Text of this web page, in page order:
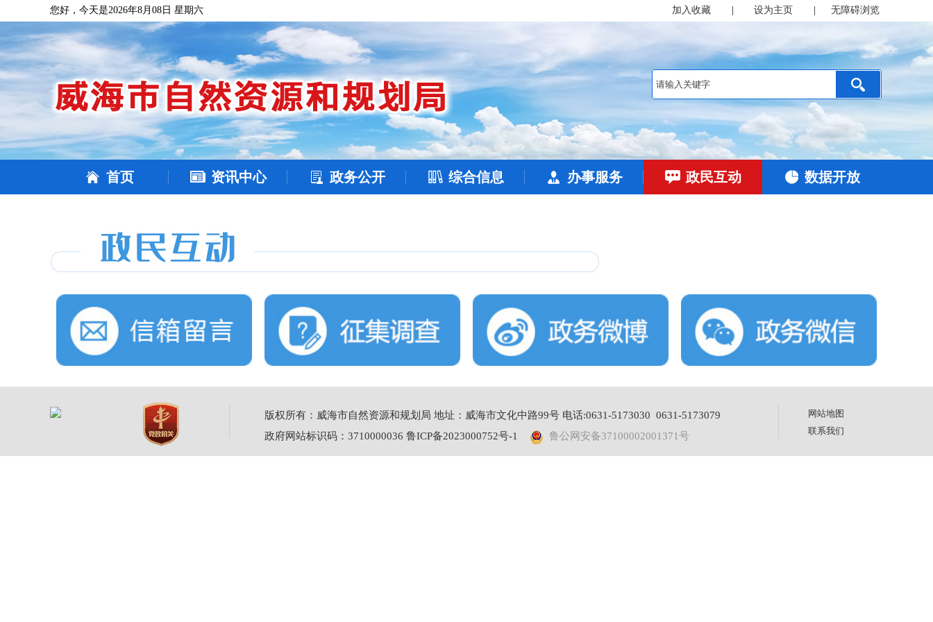
您好，今天是2026年8月08日 星期六 加入收藏 设为主页 无障碍浏览
首页 资讯中心 政务公开 综合信息 办事服务 政民互动 数据开放
版权所有：威海市自然资源和规划局 地址：威海市文化中路99号 电话:0631-5173030 0631-5173079
政府网站标识码：3710000036 鲁ICP备2023000752号-1 鲁公网安备37100002001371号
网站地图
联系我们